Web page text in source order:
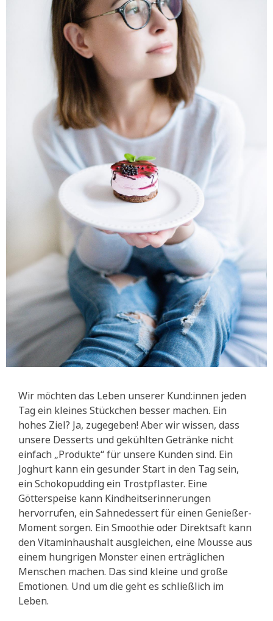
Wir möchten das Leben unserer Kund:innen jeden
Tag ein kleines Stückchen besser machen. Ein
hohes Ziel? Ja, zugegeben! Aber wir wissen, dass
unsere Desserts und gekühlten Getränke nicht
einfach „Produkte“ für unsere Kunden sind. Ein
Joghurt kann ein gesunder Start in den Tag sein,
ein Schokopudding ein Trostpflaster. Eine
Götterspeise kann Kindheitserinnerungen
hervorrufen, ein Sahnedessert für einen Genießer-
Moment sorgen. Ein Smoothie oder Direktsaft kann
den Vitaminhaushalt ausgleichen, eine Mousse aus
einem hungrigen Monster einen erträglichen
Menschen machen. Das sind kleine und große
Emotionen. Und um die geht es schließlich im
Leben.